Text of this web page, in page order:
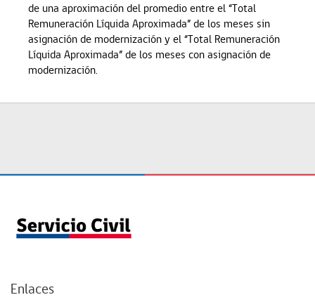
de una aproximación del promedio entre el “Total
Remuneración Líquida Aproximada” de los meses sin
asignación de modernización y el “Total Remuneración
Líquida Aproximada” de los meses con asignación de
modernización.
Enlaces